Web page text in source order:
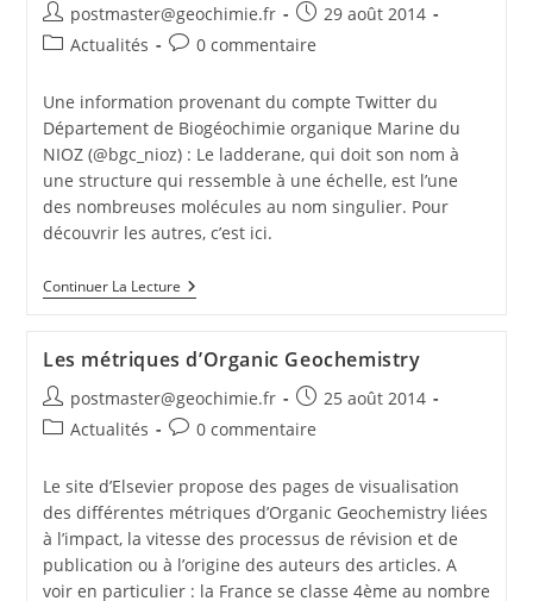
postmaster@geochimie.fr
29 août 2014
Actualités
0 commentaire
Une information provenant du compte Twitter du
Département de Biogéochimie organique Marine du
NIOZ (@bgc_nioz) : Le ladderane, qui doit son nom à
une structure qui ressemble à une échelle, est l’une
des nombreuses molécules au nom singulier. Pour
découvrir les autres, c’est ici.
Continuer La Lecture
Les métriques d’Organic Geochemistry
postmaster@geochimie.fr
25 août 2014
Actualités
0 commentaire
Le site d’Elsevier propose des pages de visualisation
des différentes métriques d’Organic Geochemistry liées
à l’impact, la vitesse des processus de révision et de
publication ou à l’origine des auteurs des articles. A
voir en particulier : la France se classe 4ème au nombre